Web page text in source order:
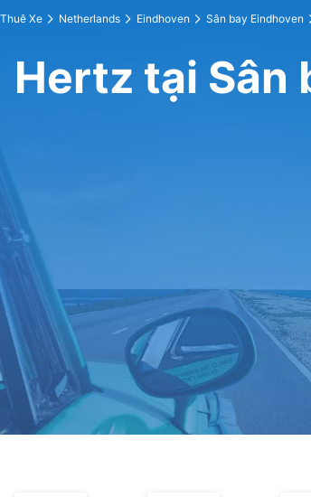
Thuê Xe Netherlands Eindhoven Sân bay Eindhoven
Hertz tại Sân